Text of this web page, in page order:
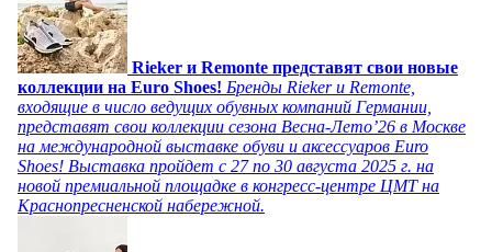
Rieker и Remonte представят свои новые
коллекции на Euro Shoes! Бренды Rieker и Remonte,
входящие в число ведущих обувных компаний Германии,
представят свои коллекции сезона Весна-Лето’26 в Москве
на международной выставке обуви и аксессуаров Euro
Shoes! Выставка пройдет c 27 по 30 августа 2025 г. на
новой премиальной площадке в конгресс-центре ЦМТ на
Краснопресненской набережной.